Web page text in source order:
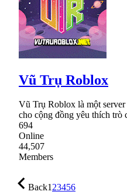
Vũ Trụ Roblox
Vũ Trụ Roblox là một
cho cộng đồng yêu thích trò
694
Online
44,507
Members
Back123456